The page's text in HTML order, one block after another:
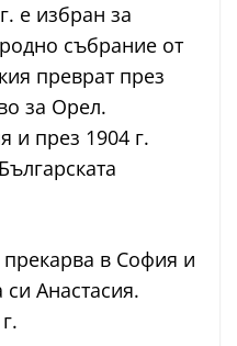
е избран за
събрание от
преврат през
за Орел.
и през 1904 г.
в София и
Анастасия.